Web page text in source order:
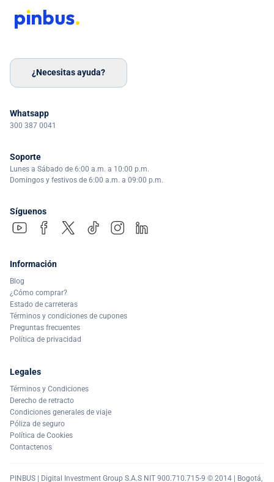
¿Necesitas ayuda?
Whatsapp
300 387 0041
Soporte
Lunes a Sábado de 6:00 a.m. a 10:00 p.m.
Domingos y festivos de 6:00 a.m. a 09:00 p.m.
Síguenos
Información
Blog
¿Cómo comprar?
Estado de carreteras
Términos y condiciones de cupones
Preguntas frecuentes
Política de privacidad
Legales
Términos y Condiciones
Derecho de retracto
Condiciones generales de viaje
Póliza de seguro
Política de Cookies
Contactenos
PINBUS | Digital Investment Group S.A.S NIT 900.710.715-9 © 2014 | Bogotá,